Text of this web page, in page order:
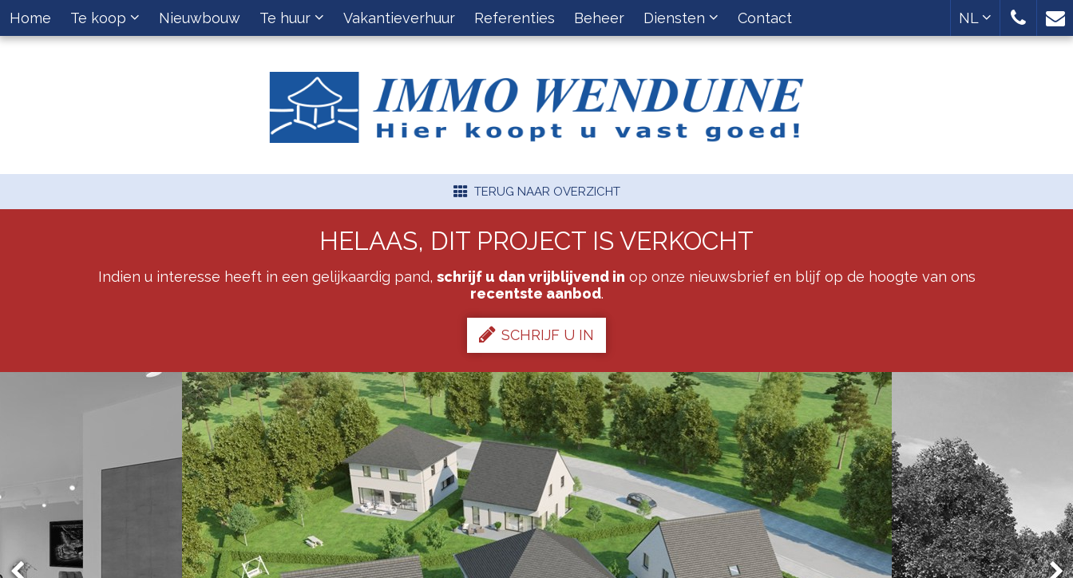
Home Te koop Nieuwbouw Te huur Vakantieverhuur Referenties Beheer Diensten Contact NL
TERUG NAAR OVERZICHT
HELAAS, DIT PROJECT IS VERKOCHT
Indien u interesse heeft in een gelijkaardig pand, schrijf u dan vrijblijvend in op onze nieuwsbrief en blijf op de hoogte van ons
recentste aanbod.
SCHRIJF U IN